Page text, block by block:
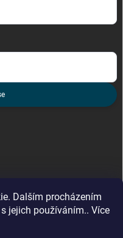
Dalším procházením
jejich používáním.. Více